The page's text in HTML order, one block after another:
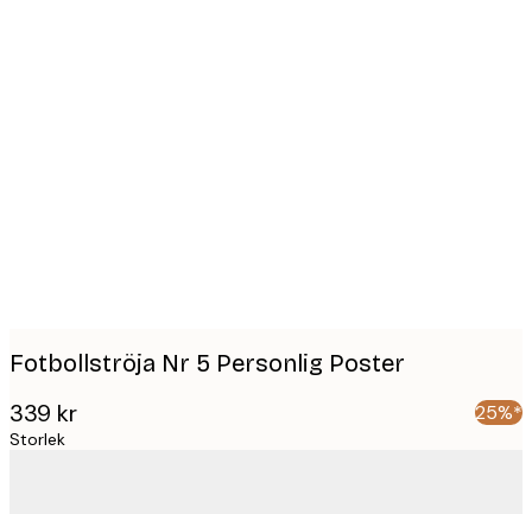
Fotbollströja Nr 5 Personlig Poster
339 kr 25%*
Storlek